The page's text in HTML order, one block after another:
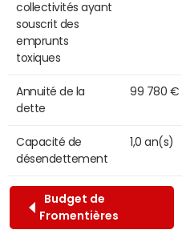
collectivités ayant
souscrit des
emprunts
toxiques
Annuité de la
dette
99 780 €
Capacité de
désendettement
1,0 an(s)
Budget de
Fromentières